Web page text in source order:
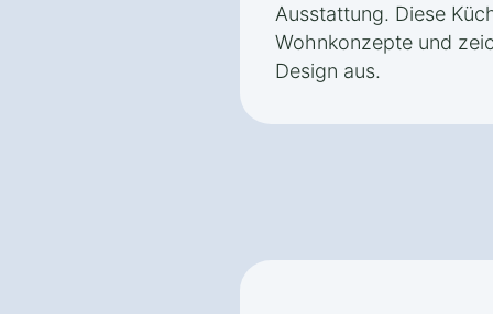
Ausstattung. Diese
Wohnkonzepte und
Design aus.